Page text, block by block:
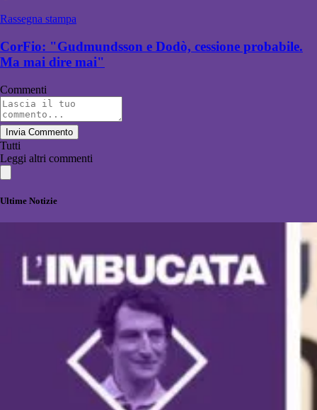
Rassegna stampa
CorFio: "Gudmundsson e Dodò, cessione probabile.
Ma mai dire mai"
Commenti
Invia Commento
Tutti
Leggi altri commenti
Ultime Notizie